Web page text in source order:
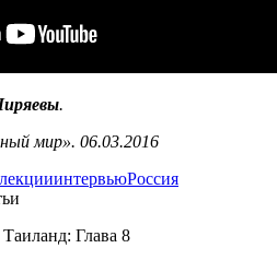
.
мир». 06.03.2016
интервьюРоссия